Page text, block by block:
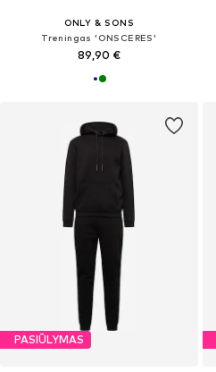
ONLY & SONS
Treningas 'ONSCERES'
89,90 €
PASIŪLYMAS